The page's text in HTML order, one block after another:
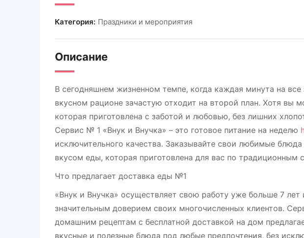
Категория: Праздники и мероприятия
Описание
В сегодняшнем жизненном темпе, когда каждая минута на все
вкусном рационе зачастую отходит на второй план. Хотя вы
которая приготовлена с заботой и любовью, без лишних
Сервис № 1 «Внук и Внучка» – это готовое питание на неделю
исключительного качества. Заказывайте свои любимые
вкусом еды, которая приготовлена для вас по традиционным
Что предлагает доставка еды №1
«Внук и Внучка» осуществляет свою работу уже больше 7 лет
значительным доверием своих многочисленных клиентов.
домашним рецептам с бесплатной доставкой на дом
вкусные и полезные блюда под любые предпочтения, без